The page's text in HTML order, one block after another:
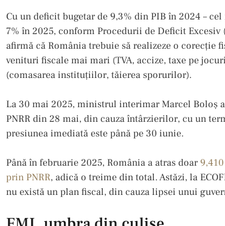
Cu un deficit bugetar de 9,3% din PIB în 2024 –
7% în 2025, conform Procedurii de Deficit
afirmă că România trebuie să realizeze o corecție
venituri fiscale mai mari (TVA, accize, taxe pe
(comasarea instituțiilor, tăierea sporurilor).
La 30 mai 2025, ministrul interimar Marcel Boloș
PNRR din 28 mai, din cauza întârzierilor, cu un
presiunea imediată este până pe 30 iunie.
Până în februarie 2025, România a atras doar
prin PNRR, adică o treime din total. Astăzi, la
nu există un plan fiscal, din cauza lipsei unui